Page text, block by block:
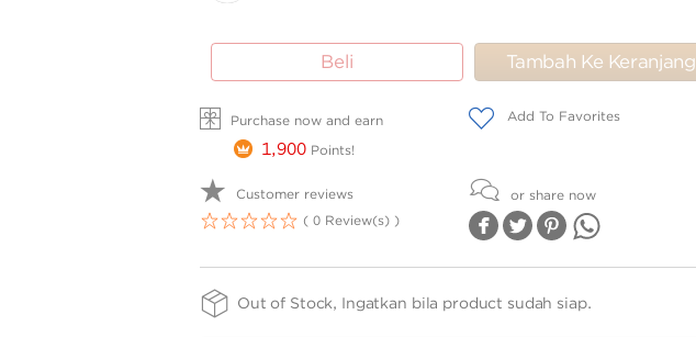
FINISHING
ukuran cincin
(JEPANG)
PURITY
ukuran
cincin
(JEPANG)
Beli Tambah Ke Keranjang
Purchase now and earn
1,900 Points!
Customer reviews
( 0 Review(s) )
Add To Favorites
Add To Favorites
or share now
Out of Stock, Ingatkan bila product sudah siap.